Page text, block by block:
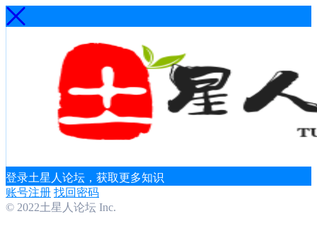
登录土星人论坛，获取更多知识
账号注册 找回密码
© 2022土星人论坛 Inc.